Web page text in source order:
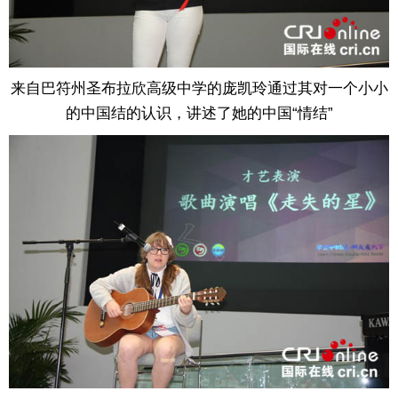
来自巴符州圣布拉欣高级中学的庞凯玲通过其对一个小小
的中国结的认识，讲述了她的中国“情结”